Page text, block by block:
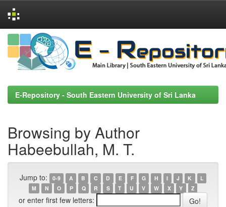
Skip
navigation
E-Repository - South Eastern University of Sri Lanka
Browsing by Author
Habeebullah, M. T.
Jump to: 0-9 A B C D E F G H I J K
L
M
N O P Q R S T U V W X Y Z
or enter first few letters: